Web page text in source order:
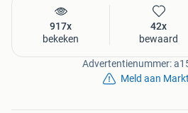
917x
bekeken
42x
bewaard
Advertentienummer:
Meld aan